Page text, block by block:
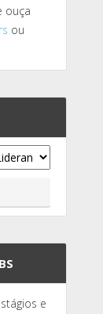
ouça
ou
e